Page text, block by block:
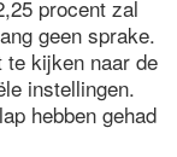
procent zal
geen sprake.
te kijken naar de
instellingen.
hebben gehad